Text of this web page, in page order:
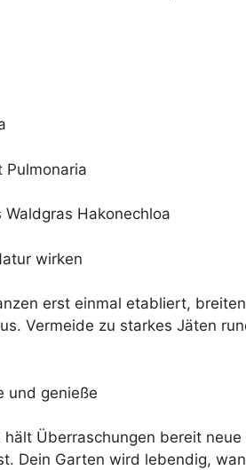
Pulmonaria
Waldgras Hakonechloa
wirken
erst einmal etabliert,
Vermeide zu starkes Jäten
und genieße
hält Überraschungen bereit
Dein Garten wird lebendig,